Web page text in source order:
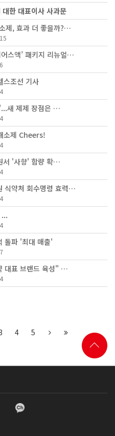
한 대표이사 사과문
제, 효과 더 좋을까?…
스액’ 패키지 리뉴얼…
스조선 기사
새 제제 장점은 …
소제 Cheers!
서 '사향' 함량 확…
식약처 회수명령 효력…
돌파 '최대 매출'
대표 브랜드 육성" …
4 5